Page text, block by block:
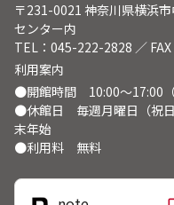
〒231-0021 神奈川県横浜
センター内
TEL：045-222-2828 ／
利用案内
●開館時間 10:00～17:00（
●休館日 毎週月曜日（祝
末年始
●利用料 無料